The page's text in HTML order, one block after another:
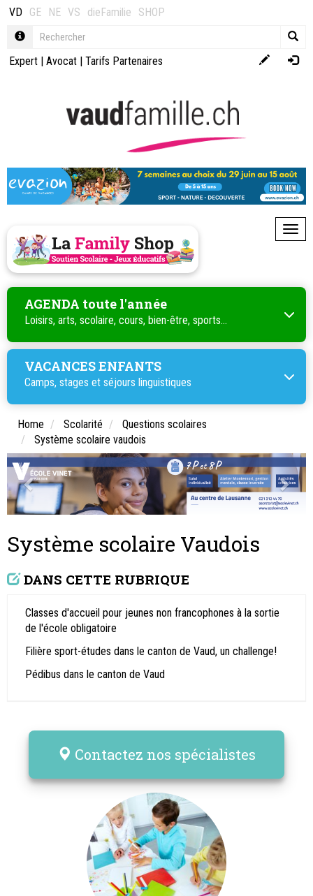
VD GE NE VS dieFamilie SHOP
Expert | Avocat | Tarifs Partenaires
AGENDA toute l'année
Loisirs, arts, scolaire, cours, bien-être, sports...
VACANCES ENFANTS
Camps, stages et séjours linguistiques
Home Scolarité
Questions scolaires
Système scolaire vaudois
Système scolaire Vaudois
DANS CETTE RUBRIQUE
Classes d'accueil pour jeunes non francophones à la sortie
de l'école obligatoire
Filière sport-études dans le canton de Vaud, un challenge!
Pédibus dans le canton de Vaud
Contactez nos spécialistes